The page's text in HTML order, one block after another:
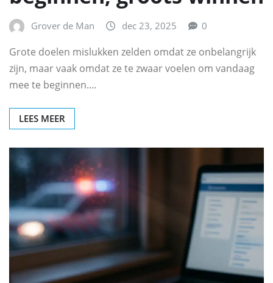
Grover de Man dec 23, 2025 0
Grote doelen mislukken zelden omdat ze onbelangrijk
zijn, maar vaak omdat ze te zwaar voelen om vandaag
mee te beginnen.…
LEES MEER